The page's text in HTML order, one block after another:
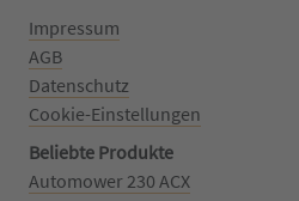
Impressum
AGB
Datenschutz
Cookie-Einstellungen
Beliebte Produkte
Automower 230 ACX